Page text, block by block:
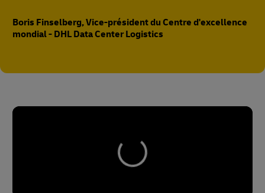
Boris Finselberg, Vice-président du Centre d'excellence
mondial - DHL Data Center Logistics